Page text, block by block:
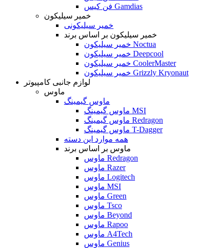
فن کیس Gamdias
خمیر سیلیکون
خمیر سیلیکونی
خمیر سیلیکون بر اساس برند
خمیر سیلیکون Noctua
خمیر سیلیکون Deepcool
خمیر سیلیکون CoolerMaster
خمیر سیلیکون Grizzly Kryonaut
لوازم جانبی کامپیوتر
ماوس
ماوس گیمینگ
ماوس گیمینگ MSI
ماوس گیمینگ Redragon
ماوس گیمینگ T-Dagger
همه موارد این دسته
ماوس بر اساس برند
ماوس Redragon
ماوس Razer
ماوس Logitech
ماوس MSI
ماوس Green
ماوس Tsco
ماوس Beyond
ماوس Rapoo
ماوس A4Tech
ماوس Genius